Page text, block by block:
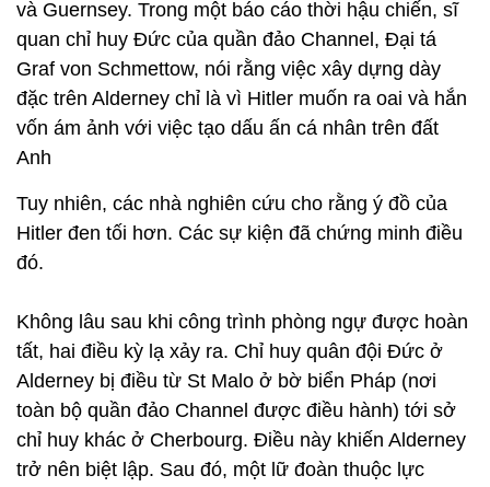
và Guernsey. Trong một báo cáo thời hậu chiến, sĩ
quan chỉ huy Đức của quần đảo Channel, Đại tá
Graf von Schmettow, nói rằng việc xây dựng dày
đặc trên Alderney chỉ là vì Hitler muốn ra oai và hắn
vốn ám ảnh với việc tạo dấu ấn cá nhân trên đất
Anh
Tuy nhiên, các nhà nghiên cứu cho rằng ý đồ của
Hitler đen tối hơn. Các sự kiện đã chứng minh điều
đó.
Không lâu sau khi công trình phòng ngự được hoàn
tất, hai điều kỳ lạ xảy ra. Chỉ huy quân đội Đức ở
Alderney bị điều từ St Malo ở bờ biển Pháp (nơi
toàn bộ quần đảo Channel được điều hành) tới sở
chỉ huy khác ở Cherbourg. Điều này khiến Alderney
trở nên biệt lập. Sau đó, một lữ đoàn thuộc lực